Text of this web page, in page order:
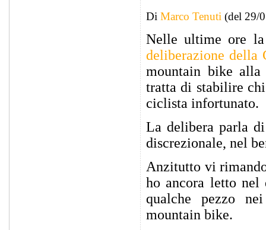
Di Marco Tenuti (del 29/
Nelle ultime ore
deliberazione della
mountain bike alla
tratta di stabilire chi
ciclista infortunato.
La delibera parla
discrezionale, nel
Anzitutto vi
ho ancora letto
qualche pezzo
mountain bike.